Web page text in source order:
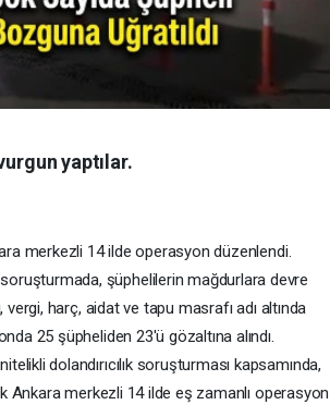
yaptılar.
merkezli 14 ilde operasyon düzenlendi.
şüphelilerin mağdurlara devre
vergi, harç, aidat ve tapu masrafı adı altında
25 şüpheliden 23'ü gözaltına alındı.
dolandırıcılık soruşturması kapsamında,
Ankara merkezli 14 ilde eş zamanlı operasyon